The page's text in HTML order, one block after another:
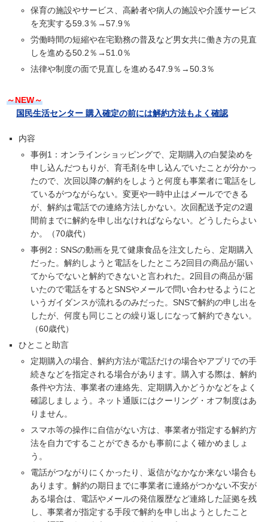
保育の施設やサービス、高齢者や病人の施設や介護サービス
を充実する59.3％→57.9％
労働時間の短縮や在宅勤務の普及など男女共に働き方の見直
しを進める50.2％→51.0％
法律や制度の面で見直しを進める47.9％→50.3％
～NEW～
国民生活センター 購入確定の前には解約方法もよく確認
内容
事例1：オンラインショッピングで、定期購入の白髪染めを
申し込んだつもりが、育毛剤を申し込んでいたことが分かっ
たので、次回以降の解約をしようと何度も事業者に電話をし
ているがつながらない。変更や一時中止はメールでできる
が、解約は電話での連絡方法しかない。次回配送予定の2週
間前までに解約を申し出なければならない。どうしたらよい
か。（70歳代）
事例2：SNSの動画を見て健康食品を注文したら、定期購入
だった。解約しようと電話をしたところ2回目の商品が届い
てからでないと解約できないと言われた。2回目の商品が届
いたので電話をするとSNSやメールで問い合わせるようにと
いうガイダンスが流れるのみだった。SNSで解約の申し出を
したが、何度も同じことの繰り返しになって解約できない。
（60歳代）
ひとこと助言
定期購入の場合、解約方法が電話だけの場合やアプリでの手
続きなどを指定される場合があります。購入する際は、解約
条件や方法、事業者の連絡先、定期購入かどうかなどをよく
確認しましょう。ネット通販にはクーリング・オフ制度はあ
りません。
スマホ等の操作に自信がない方は、事業者が指定する解約方
法を自力ですることができるかも事前によく確かめましょ
う。
電話がつながりにくかったり、返信がなかなか来ない場合も
あります。解約の期日までに事業者に連絡がつかない不安が
ある場合は、電話やメールの発信履歴など連絡した証拠を残
し、事業者が指定する手段で解約を申し出ようとしたこと